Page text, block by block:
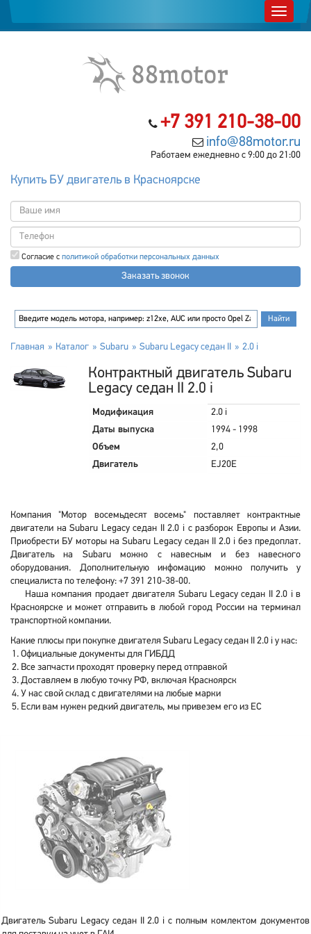
+7 391 210-38-00
info@88motor.ru
Работаем ежедневно с 9:00 до 21:00
Купить БУ двигатель в Красноярске
Согласие с политикой обработки персональных данных
Заказать звонок
Главная Каталог Subaru Subaru Legacy седан II 2.0 i
Контрактный двигатель Subaru
Legacy седан II 2.0 i
Модификация
2.0 i
Даты выпуска
1994 - 1998
Объем
2,0
Двигатель
EJ20E
Компания "Мотор восемьдесят восемь" поставляет контрактные
двигатели на Subaru Legacy седан II 2.0 i с разборок Европы и Азии.
Приобрести БУ моторы на Subaru Legacy седан II 2.0 i без предоплат.
Двигатель на Subaru можно с навесным и без навесного
оборудования. Дополнительную инфомацию можно получить у
специалиста по телефону: +7 391 210-38-00.
Наша компания продает двигателя Subaru Legacy седан II 2.0 i в
Красноярске и может отправить в любой город России на терминал
транспортной компании.
Какие плюсы при покупке двигателя Subaru Legacy седан II 2.0 i у нас:
Официальные документы для ГИБДД
Все запчасти проходят проверку перед отправкой
Доставляем в любую точку РФ, включая Красноярск
У нас свой склад с двигателями на любые марки
Если вам нужен редкий двигатель, мы привезем его из ЕС
Двигатель Subaru Legacy седан II 2.0 i с полным комлектом документов